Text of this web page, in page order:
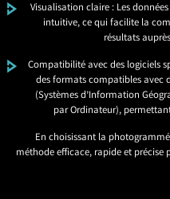
Visualisation claire : Les
intuitive, ce qui facilite la
résultats
Compatibilité avec des logiciels
des formats compatibles avec
(Systèmes d’Information
par Ordinateur),
En choisissant la
méthode efficace, rapide et précise